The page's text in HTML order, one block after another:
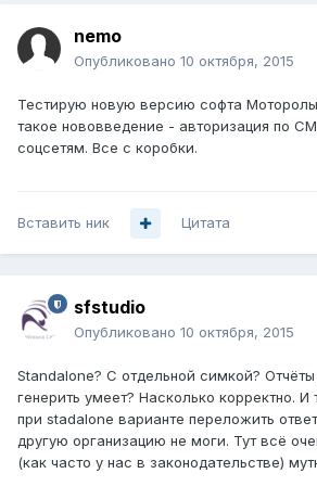
nemo
Опубликовано 10 октября, 2015
Тестирую новую версию софта
такое нововведение - авторизация по
соцсетям. Все с коробки.
Вставить ник Цитата
sfstudio
Опубликовано 10 октября, 2015
Standalone? С отдельной симкой? Отчёты
генерить умеет? Насколько корректно. И
при stadalone варианте переложить
другую организацию не моги. Тут всё
(как часто у нас в законодательстве)